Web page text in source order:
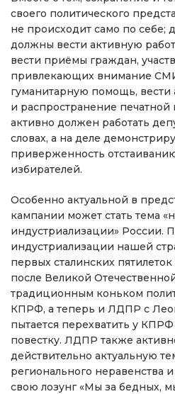
своего политического
не происходит само по себе;
должны вести активную
вести приёмы граждан,
привлекающих внимание
гуманитарную помощь, вести
и распространение
активно должен работать
словах, а на деле
приверженность
избирателей.
Особенно актуальной в
кампании может стать тема
индустриализации» России.
индустриализации нашей
первых сталинских
после Великой
традиционным коньком
КПРФ, а теперь и ЛДПР с
пытается перехватить у
повестку. ЛДПР также
действительно актуальную
регионального неравенства
свою лозунг «Мы за бедных,